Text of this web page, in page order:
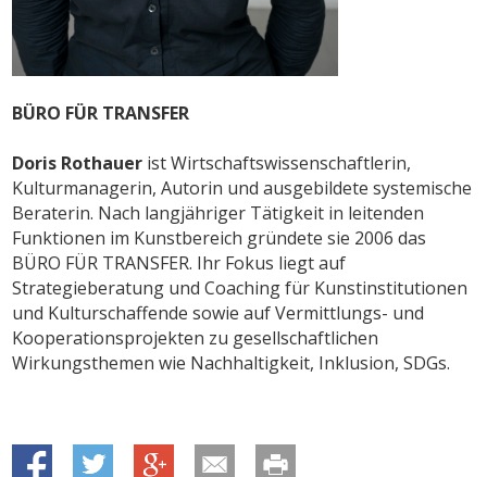
BÜRO FÜR TRANSFER
Doris Rothauer ist Wirtschaftswissenschaftlerin,
Kulturmanagerin, Autorin und ausgebildete systemische
Beraterin. Nach langjähriger Tätigkeit in leitenden
Funktionen im Kunstbereich gründete sie 2006 das
BÜRO FÜR TRANSFER. Ihr Fokus liegt auf
Strategieberatung und Coaching für Kunstinstitutionen
und Kulturschaffende sowie auf Vermittlungs- und
Kooperationsprojekten zu gesellschaftlichen
Wirkungsthemen wie Nachhaltigkeit, Inklusion, SDGs.